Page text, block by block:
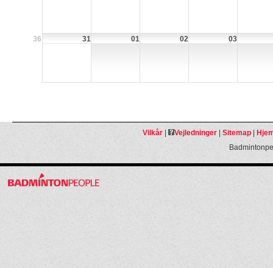
36 31 01 02 03
Vilkår| Vejledninger| Sitemap|